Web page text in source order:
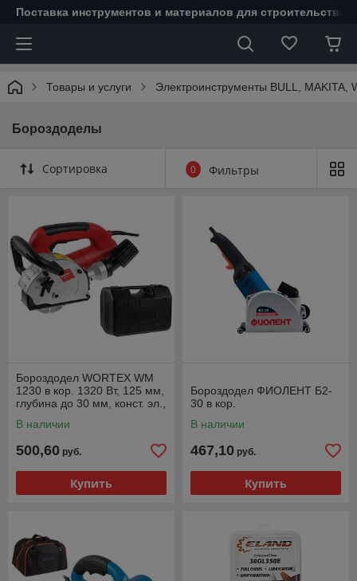
Поставка инструментов и материалов для строительства
Товары и услуги Электроинструменты BULL,
Бороздоделы
Сортировка 0 Фильтры
Бороздодел WORTEX WM
1230 в кор. 1320 Вт, 125 мм,
глубина до 30 мм, конст. эл.,
В наличии
500,60 руб.
Купить
Бороздодел ФИОЛЕНТ Б2-
30 в кор.
В наличии
467,10 руб.
Купить